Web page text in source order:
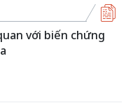
với biến chứng